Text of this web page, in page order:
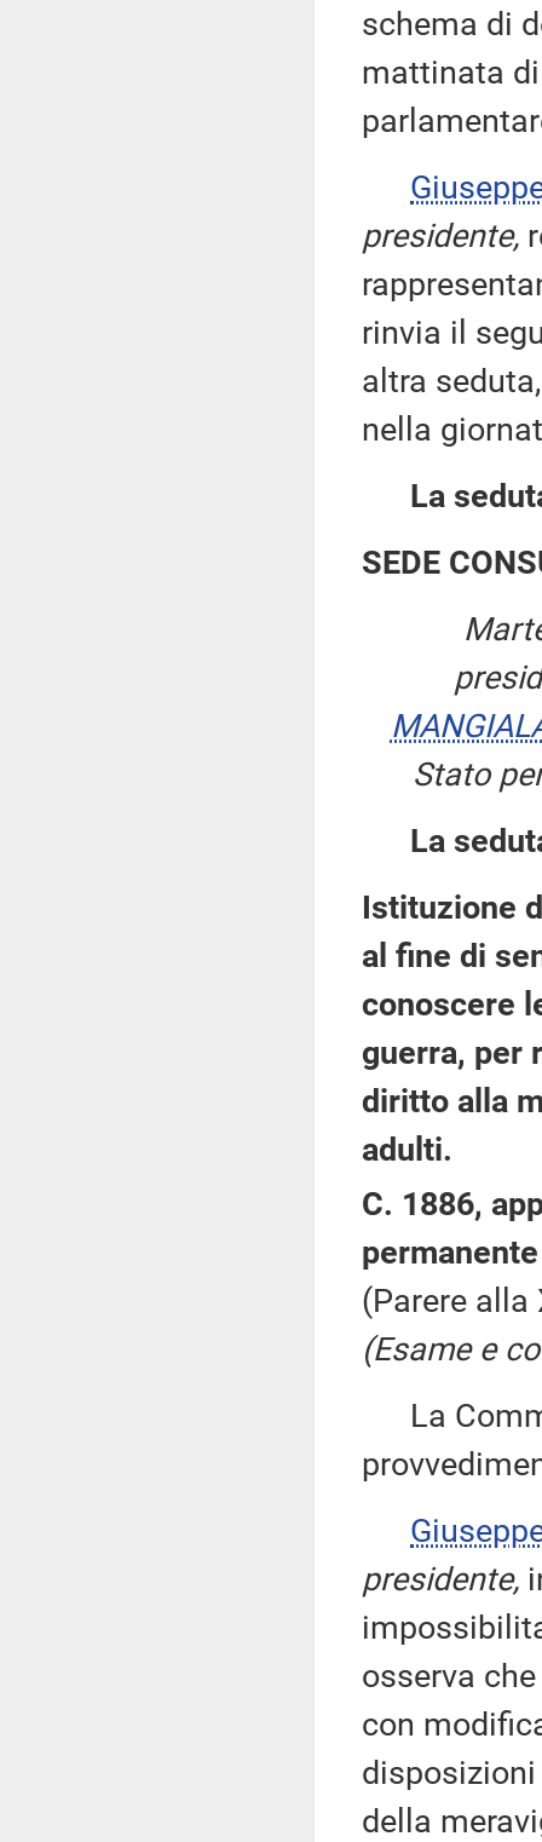
schema di
mattinata
presidente,
rinvia il
altra
nella
La
SEDE
Stato
La
Istituzione
al fine di
conoscere
guerra, per
diritto alla
adulti.
C. 1886,
(Parere alla
(Esame e
La
presidente,
osserva
con
della